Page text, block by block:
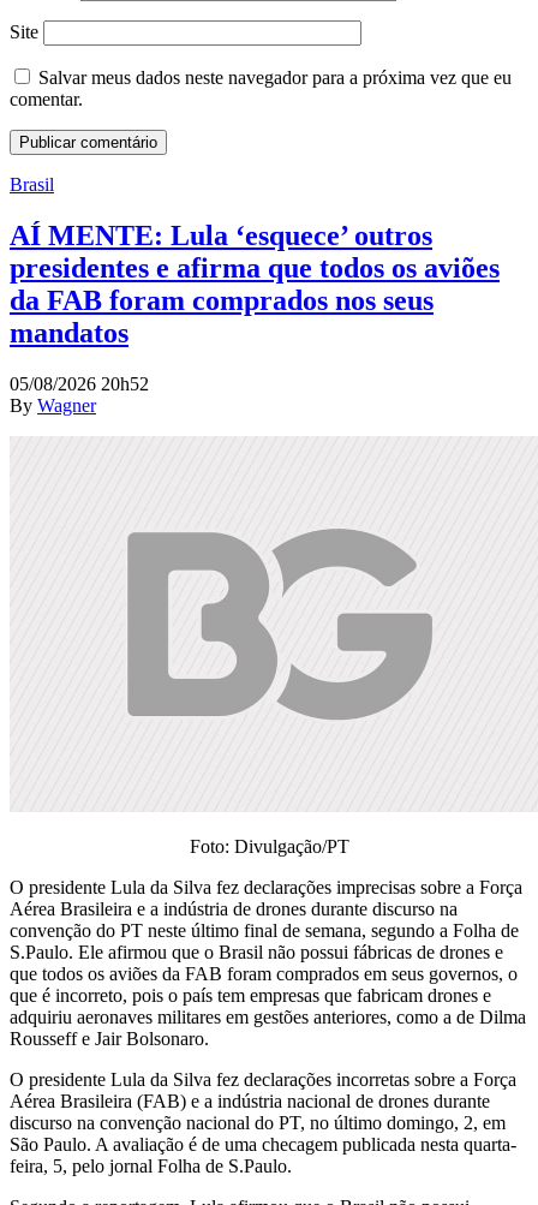
Site
Salvar meus dados neste navegador para a próxima vez que eu
comentar.
Brasil
AÍ MENTE: Lula ‘esquece’ outros
presidentes e afirma que todos os aviões
da FAB foram comprados nos seus
mandatos
05/08/2026 20h52
By Wagner
Foto: Divulgação/PT
O presidente Lula da Silva fez declarações imprecisas sobre a Força
Aérea Brasileira e a indústria de drones durante discurso na
convenção do PT neste último final de semana, segundo a Folha de
S.Paulo. Ele afirmou que o Brasil não possui fábricas de drones e
que todos os aviões da FAB foram comprados em seus governos, o
que é incorreto, pois o país tem empresas que fabricam drones e
adquiriu aeronaves militares em gestões anteriores, como a de Dilma
Rousseff e Jair Bolsonaro.
O presidente Lula da Silva fez declarações incorretas sobre a Força
Aérea Brasileira (FAB) e a indústria nacional de drones durante
discurso na convenção nacional do PT, no último domingo, 2, em
São Paulo. A avaliação é de uma checagem publicada nesta quarta-
feira, 5, pelo jornal Folha de S.Paulo.